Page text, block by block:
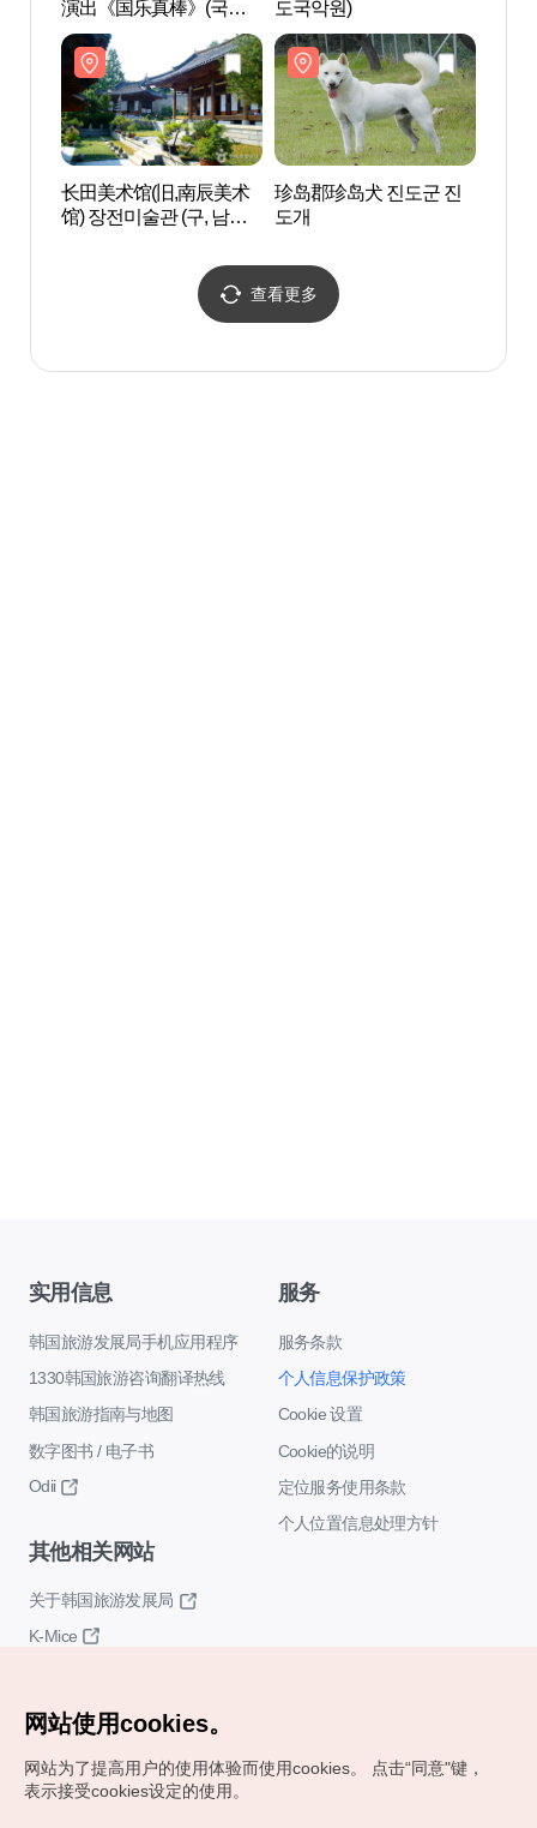
演出《国乐真棒》(국립
남도국악원 토요 상설 공
연 ‘국악이 좋다’)
도국악원)
长田美术馆(旧,南辰美术
馆) 장전미술관 (구, 남진
珍岛郡珍岛犬 진도군 진
도개
查看更多
实用信息
韩国旅游发展局手机应用程序
1330韩国旅游咨询翻译热线
韩国旅游指南与地图
数字图书 / 电子书
Odii
服务
服务条款
个人信息保护政策
Cookie 设置
Cookie的说明
定位服务使用条款
个人位置信息处理方针
其他相关网站
关于韩国旅游发展局
K-Mice
网站使用cookies。
网站为了提高用户的使用体验而使用cookies。
点击“同意"键，
表示接受cookies设定的使用。